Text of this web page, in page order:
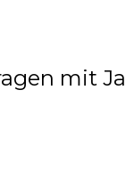
mit Ja